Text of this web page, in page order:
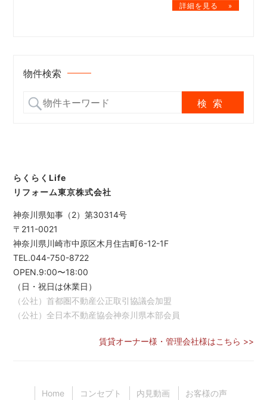
物件検索
らくらくLife
リフォーム東京株式会社
神奈川県知事（2）第30314号
〒211-0021
神奈川県川崎市中原区木月住吉町6-12-1F
TEL.044-750-8722
OPEN.9:00〜18:00
（日・祝日は休業日）
（公社）首都圏不動産公正取引協議会加盟
（公社）全日本不動産協会神奈川県本部会員
賃貸オーナー様・管理会社様はこちら >>
Home コンセプト 内見動画 お客様の声